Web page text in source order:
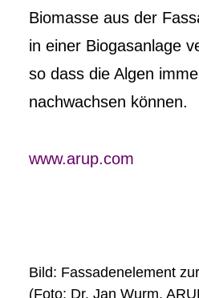
Biomasse aus der
in einer Biogasanlage
so dass die Algen
nachwachsen können.
www.arup.com
Bild: Fassadenelement
(Foto: Dr. Jan Wurm,